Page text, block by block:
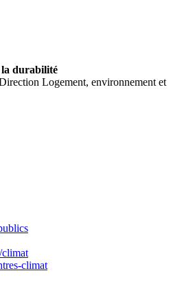
durabilité
Logement, environnement et
climat
climat